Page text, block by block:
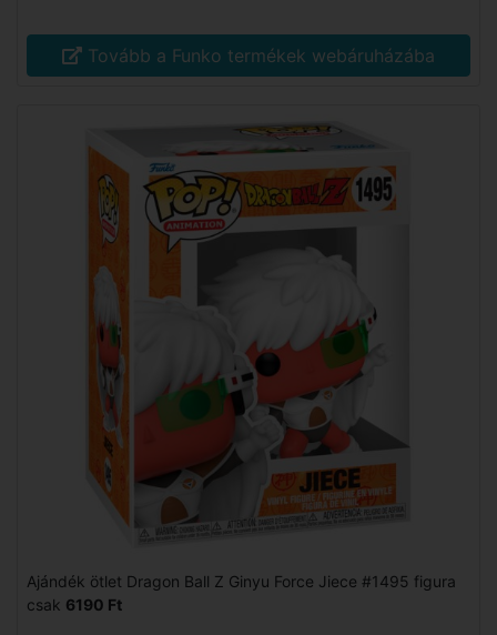
Tovább a Funko termékek webáruházába
Ajándék ötlet Dragon Ball Z Ginyu Force Jiece #1495 figura
csak 6190 Ft